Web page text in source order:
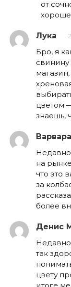
от
Лука
Бро, я
свинину
цветом
знаешь,
на
что это
за
более
Денис
так
цвету